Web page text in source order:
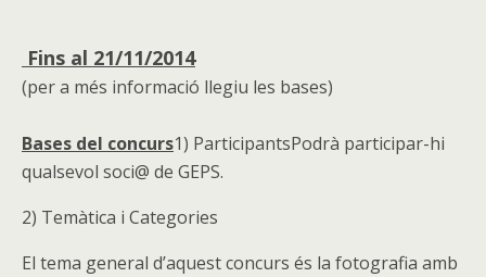
Fins al 21/11/2014
(per a més informació llegiu les bases)
Bases del concurs1) ParticipantsPodrà participar-hi
qualsevol soci@ de GEPS.
2) Temàtica i Categories
El tema general d’aquest concurs és la fotografia amb